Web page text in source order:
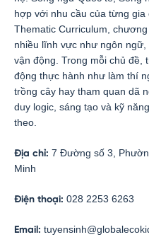
hợp với nhu cầu của từng
Thematic Curriculum,
nhiều lĩnh vực như ngôn
vận động. Trong mỗi chủ đề,
động thực hành như làm thí
trồng cây hay tham quan dã
duy logic, sáng tạo và kỹ
theo.
Địa chỉ: 7 Đường số 3,
Minh
Điện thoại: 028 2253 6263
Email: